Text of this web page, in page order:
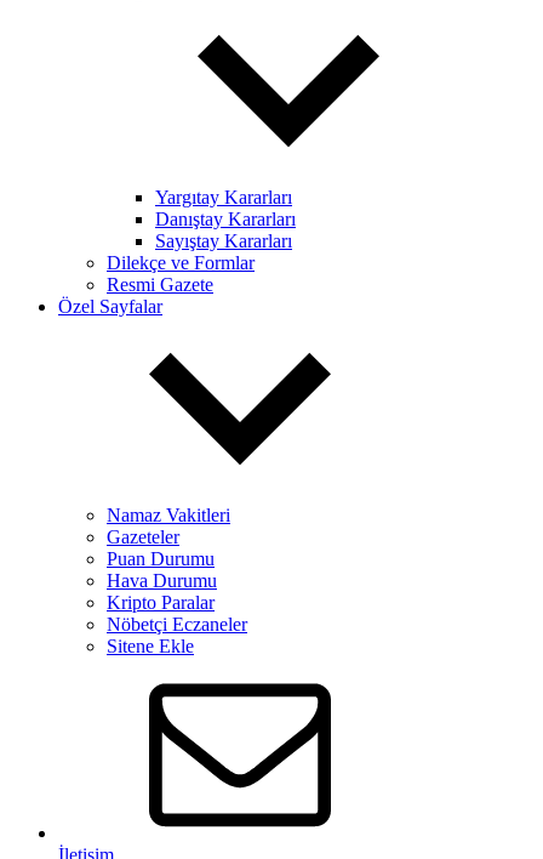
Yargıtay Kararları
Danıştay Kararları
Sayıştay Kararları
Dilekçe ve Formlar
Resmi Gazete
Özel Sayfalar
Namaz Vakitleri
Gazeteler
Puan Durumu
Hava Durumu
Kripto Paralar
Nöbetçi Eczaneler
Sitene Ekle
İletişim